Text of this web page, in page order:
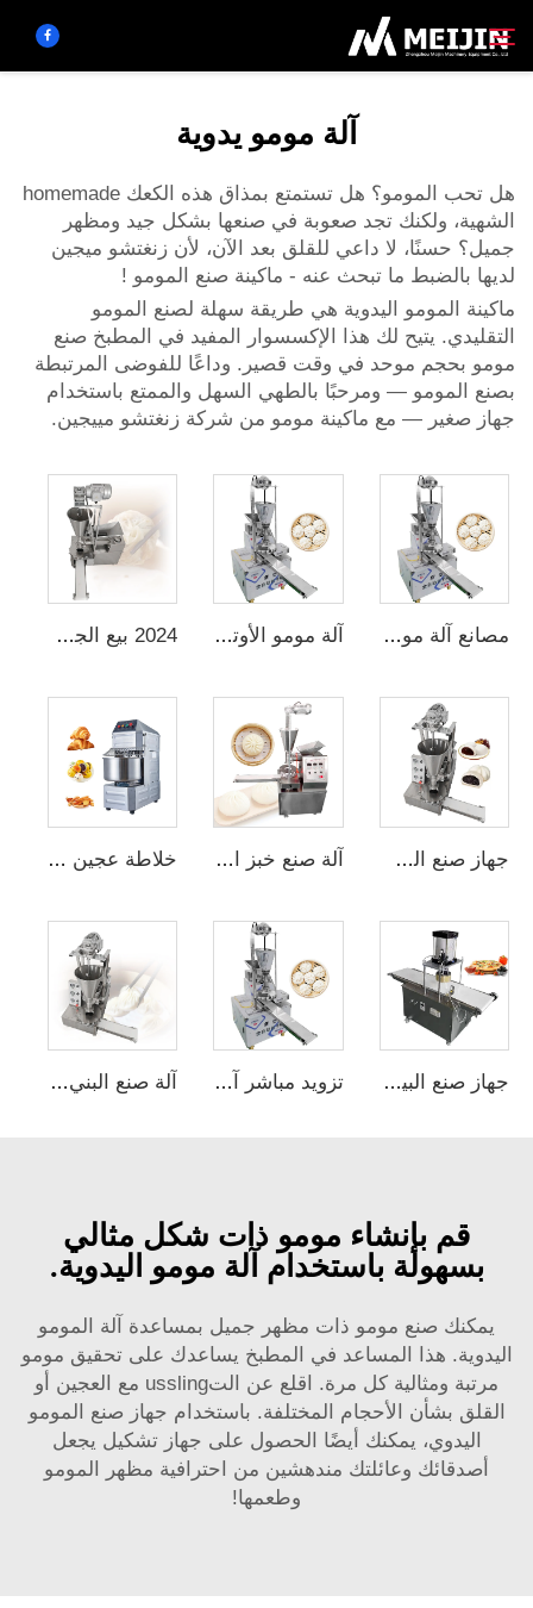
حَل
مركز المنتجات
الخدمات
آلة مومو يدوية
هل تحب المومو؟ هل تستمتع بمذاق هذه الكعك homemade
الشهية، ولكنك تجد صعوبة في صنعها بشكل جيد ومظهر
جميل؟ حسنًا، لا داعي للقلق بعد الآن، لأن زنغتشو ميجين
لديها بالضبط ما تبحث عنه - ماكينة صنع المومو !
ماكينة المومو اليدوية هي طريقة سهلة لصنع المومو
التقليدي. يتيح لك هذا الإكسسوار المفيد في المطبخ صنع
مومو بحجم موحد في وقت قصير. وداعًا للفوضى المرتبطة
بصنع المومو — ومرحبًا بالطهي السهل والممتع باستخدام
جهاز صغير — مع ماكينة مومو من شركة زنغتشو مييجين.
مصانع آلة مومو الكهربائية ذات التكلفة المنخفضة، آلات تصنيع المنتجات الحبوبية التلقائية، آلة صنع الكعك المحشو آلة مومو الأوتوماتيكية ذات الأداء المستقر، صانعة البان اليدوية، جهاز صنع مومو للمطاعم 2024 بيع الجملة آلة صنع الكعك المحشو بالتلقائي، جهاز مومو، آلات تصنيع المنتجات الحبوبية التلقائية
جهاز صنع البao Xiao Long التلقائي الساخن للبيع، جهاز صنع الخبز والبانيه آلة صنع خبز البان الشهيرة ذاتية التشغيل آلة المومو صانع الباغزي أداة ومعدات مطبخ خلاطة عجين بسعة 100 لتر ومعيار عالٍ، خلاطة عجين حلزونية لمخبز بقدرة 50 كجم وتحكم رقمي
جهاز صنع البيتزا الأوتوماتيكي الكامل من الفولاذ المقاوم للصدأ آلة صنع البيتزا الكهربائية بالغاز لاستخدام المنزل والمطبخ تزويد مباشر آلة صنع القهوة البنيون الصينية لمطعم آلة صنع momo في العرض آلة صنع momo آلة صنع البني التلقائية الأكثر مبيعًا آلة صنع الموموس غسالة يدوية وآلة تلميع الرخام نموذج chai bao hy004
قم بإنشاء مومو ذات شكل مثالي
بسهولة باستخدام آلة مومو اليدوية.
يمكنك صنع مومو ذات مظهر جميل بمساعدة آلة المومو
اليدوية. هذا المساعد في المطبخ يساعدك على تحقيق مومو
مرتبة ومثالية كل مرة. اقلع عن التussling مع العجين أو
القلق بشأن الأحجام المختلفة. باستخدام جهاز صنع المومو
اليدوي، يمكنك أيضًا الحصول على جهاز تشكيل يجعل
أصدقائك وعائلتك مندهشين من احترافية مظهر المومو
وطعمها!